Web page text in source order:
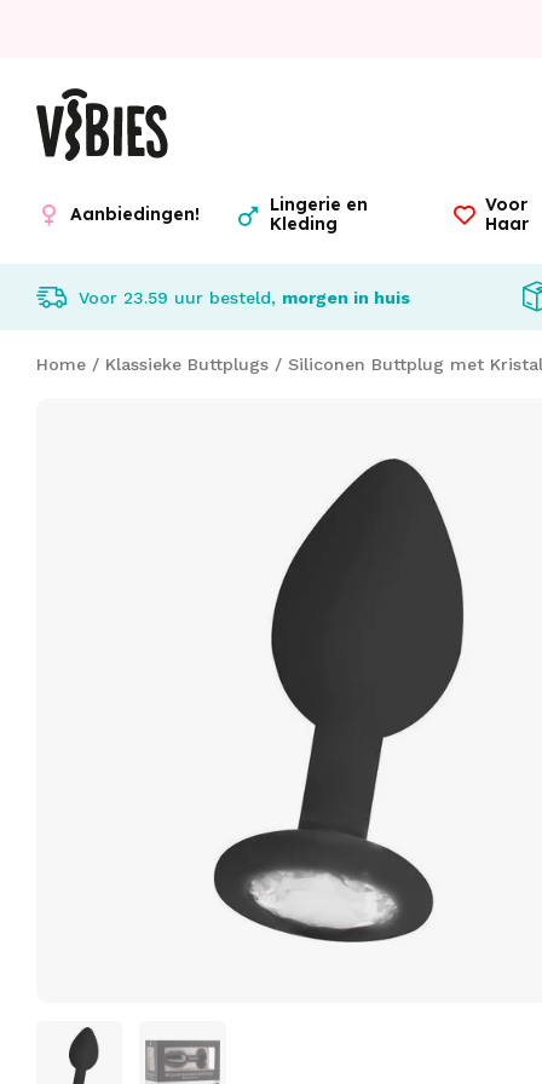
Aanbiedingen!
Lingerie en
Kleding
Voor
Haar
Voor 23.59 uur besteld, morgen in huis
Home / Klassieke Buttplugs / Siliconen Buttplug met